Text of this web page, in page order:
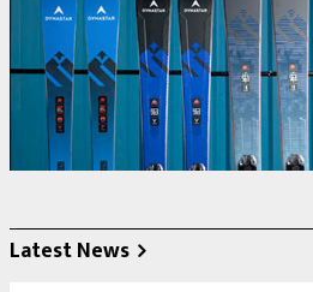
Latest News